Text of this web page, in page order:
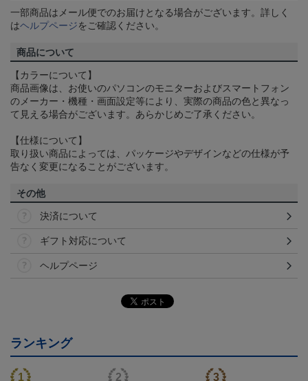
一部商品はメール便でのお届けとなる場合がございます。詳しく
はヘルプページをご確認ください。
商品について
【カラーについて】
商品画像は、お使いのパソコンのモニターおよびスマートフォン
のメーカー・機種・画面設定等により、実際の商品の色と異なっ
て見える場合がございます。あらかじめご了承ください。
【仕様について】
取り扱い商品によっては、パッケージやデザインなどの仕様が予
告なく変更になることがございます。
その他
決済について
ギフト対応について
ヘルプページ
ランキング